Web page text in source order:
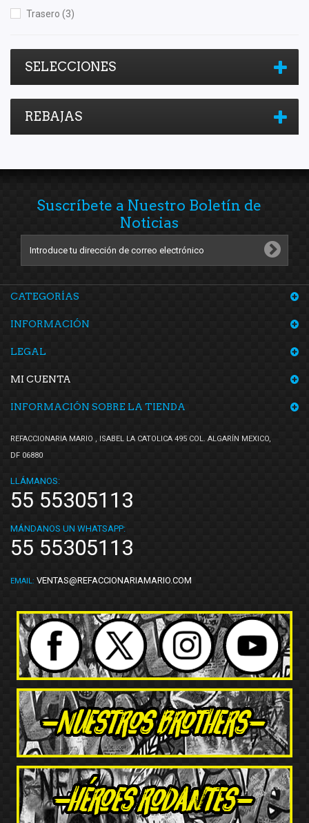
Trasero (3)
SELECCIONES
REBAJAS
Suscríbete a Nuestro Boletín de
Noticias
CATEGORÍAS
INFORMACIÓN
LEGAL
MI CUENTA
INFORMACIÓN SOBRE LA TIENDA
REFACCIONARIA MARIO , ISABEL LA CATOLICA 495 COL. ALGARÍN MEXICO,
DF 06880
LLÁMANOS:
55 55305113
MÁNDANOS UN WHATSAPP:
55 55305113
EMAIL: VENTAS@REFACCIONARIAMARIO.COM